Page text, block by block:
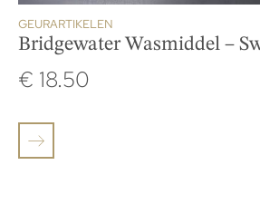
GEURARTIKELEN
Bridgewater Wasmiddel –
€ 18.50